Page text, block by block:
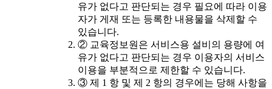
유가 없다고 판단되는 경우 필요에 따라 이용
자가 게재 또는 등록한 내용물을 삭제할 수
있습니다.
② 교육정보원은 서비스용 설비의 용량에 여
유가 없다고 판단되는 경우 이용자의 서비스
이용을 부분적으로 제한할 수 있습니다.
③ 제 1 항 및 제 2 항의 경우에는 당해 사항을